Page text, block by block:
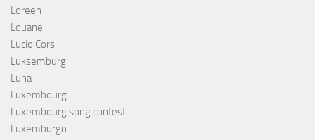
Loreen
Louane
Lucio Corsi
Luksemburg
Luna
Luxembourg
Luxembourg song contest
Luxemburgo